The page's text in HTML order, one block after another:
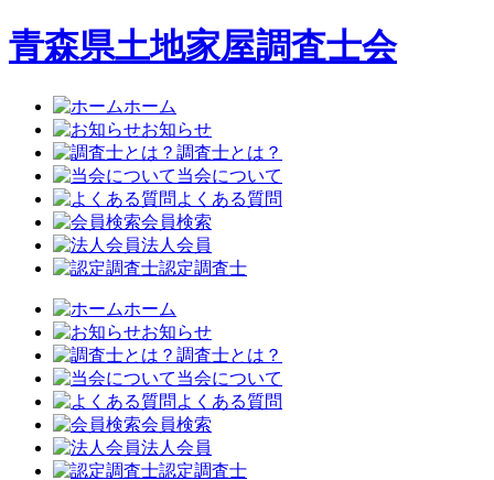
青森県土地家屋調査士会
ホーム
お知らせ
調査士とは？
当会について
よくある質問
会員検索
法人会員
認定調査士
ホーム
お知らせ
調査士とは？
当会について
よくある質問
会員検索
法人会員
認定調査士